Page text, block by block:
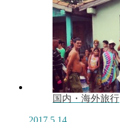
国内・海外旅行
2017.5.14